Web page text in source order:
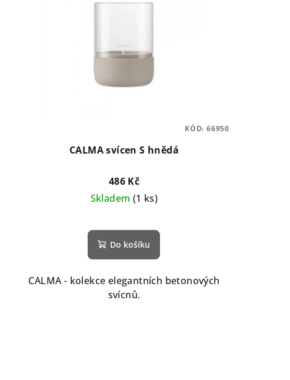
CALMA svícen S hnědá
486 Kč
Skladem (1 ks)
Do košíku
CALMA - kolekce elegantních betonových
svícnů.
KÓD: 66950